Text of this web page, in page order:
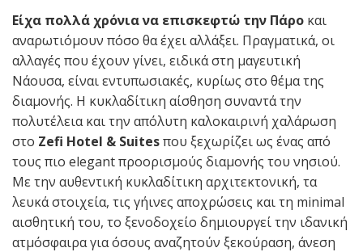
Είχα πολλά χρόνια να επισκεφτώ την Πάρο και
αναρωτιόμουν πόσο θα έχει αλλάξει. Πραγματικά, οι
αλλαγές που έχουν γίνει, ειδικά στη μαγευτική
Νάουσα, είναι εντυπωσιακές, κυρίως στο θέμα της
διαμονής. Η κυκλαδίτικη αίσθηση συναντά την
πολυτέλεια και την απόλυτη καλοκαιρινή χαλάρωση
στο Zefi Hotel & Suitesπου ξεχωρίζει ως ένας από
τους πιο elegant προορισμούς διαμονής του νησιού.
Με την αυθεντική κυκλαδίτικη αρχιτεκτονική, τα
λευκά στοιχεία, τις γήινες αποχρώσεις και τη minimal
αισθητική του, το ξενοδοχείο δημιουργεί την ιδανική
ατμόσφαιρα για όσους αναζητούν ξεκούραση, άνεση